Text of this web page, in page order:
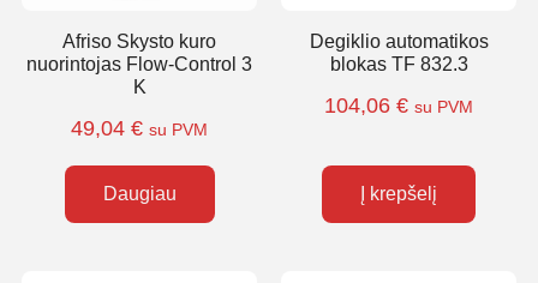
Afriso Skysto kuro
nuorintojas Flow-Control 3
K
49,04 € su PVM
Daugiau
Degiklio automatikos
blokas TF 832.3
104,06 € su PVM
Į krepšelį